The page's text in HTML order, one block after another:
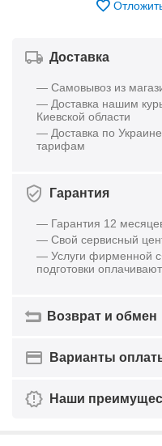
Доставка
— Самовывоз из
— Доставка нашим
Киевской области
— Доставка по
тарифам
Гарантия
— Гарантия 12
— Свой сервисный
— Услуги фирменной
подготовки
Возврат и обмен
Варианты
Наши